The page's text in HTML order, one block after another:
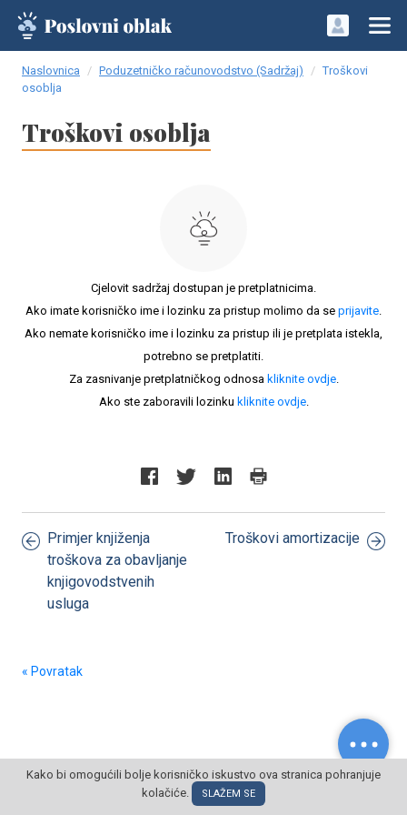
Naslovnica Poduzetničko računovodstvo (Sadržaj)
Troškovi
osoblja
Troškovi osoblja
Cjelovit sadržaj dostupan je pretplatnicima.
Ako imate korisničko ime i lozinku za pristup molimo da se prijavite.
Ako nemate korisničko ime i lozinku za pristup ili je pretplata istekla,
potrebno se pretplatiti.
Za zasnivanje pretplatničkog odnosa kliknite ovdje.
Ako ste zaboravili lozinku kliknite ovdje.
Primjer knjiženja
troškova za obavljanje
knjigovodstvenih
usluga
Troškovi amortizacije
« Povratak
© POSLOVNI OBLAK Sva prava pridržana
Kako bi omogućili bolje korisničko iskustvo ova stranica pohranjuje
kolačiće.
SLAŽEM SE